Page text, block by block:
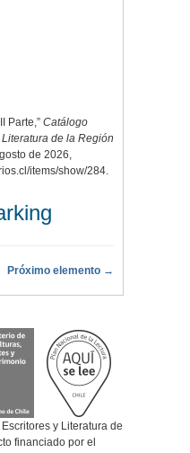
Parte,” Catálogo
de la Región
de 2026,
items/show/284.
Próximo elemento →
y Literatura de
financiado por el